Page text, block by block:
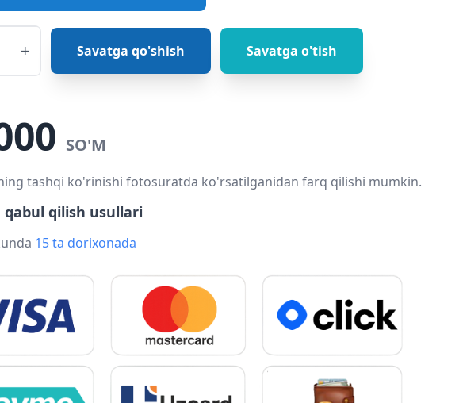
+ Savatga qo'shish Savatga o'tish
SO'M
tashqi ko'rinishi fotosuratda ko'rsatilganidan farq qilishi mumkin.
qabul qilish usullari
15 ta dorixonada